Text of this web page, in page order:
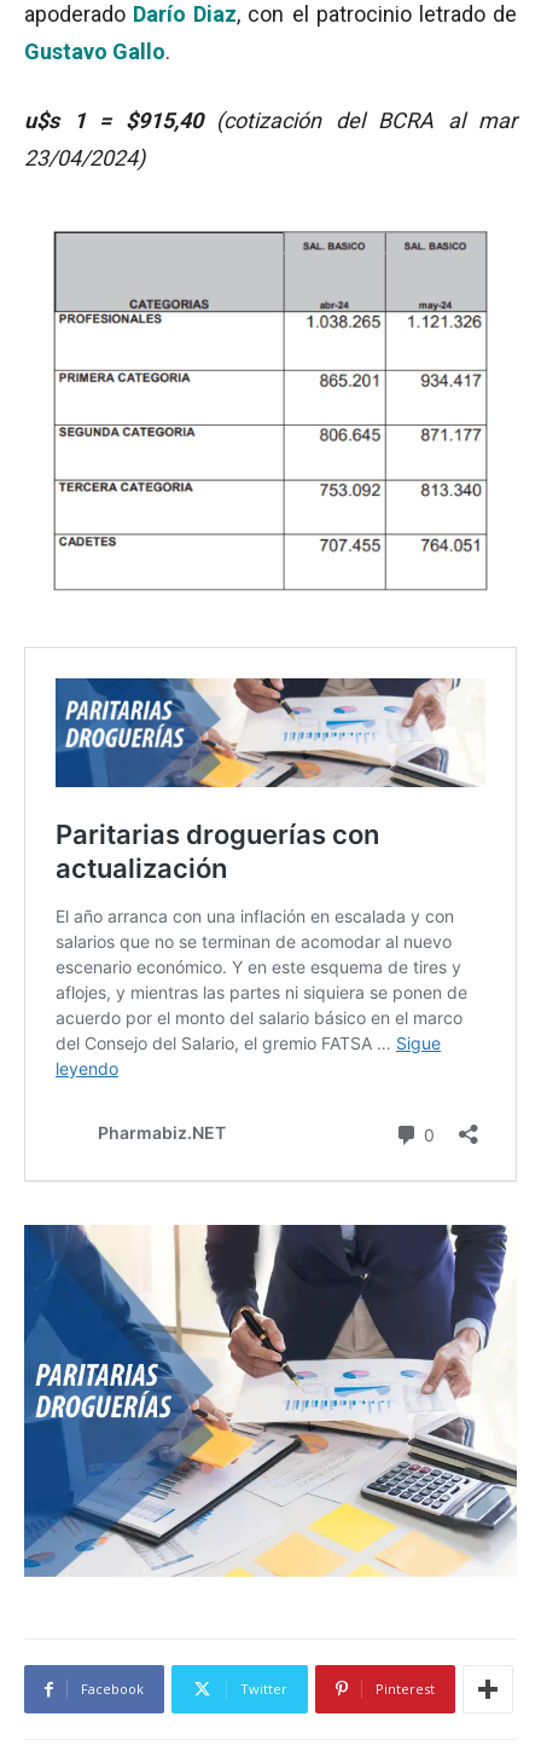
apoderado Darío Diaz, con el patrocinio letrado de
Gustavo Gallo.
u$s 1 = $915,40(cotización del BCRA al mar
23/04/2024)
Facebook Twitter Pinterest